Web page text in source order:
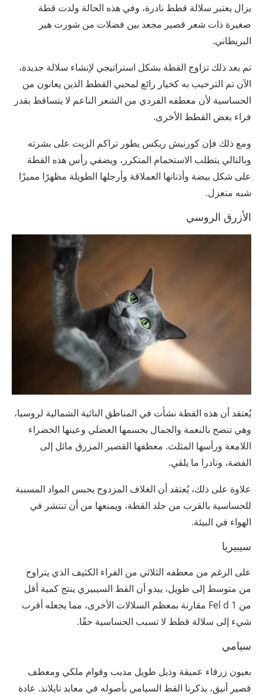
يزال يعتبر سلالة قطط نادرة، وفي هذه الحالة ولدت قطة
صغيرة ذات شعر قصير مجعد بين فضلات من شورت هير
البريطاني.
تم بعد ذلك تزاوج القطة بشكل استراتيجي لإنشاء سلالة جديدة،
الآن تم الترحيب به كخيار رائع لمحبي القطط الذين يعانون من
الحساسية لأن معطفه الفردي من الشعر الناعم لا يتساقط بقدر
فراء بعض القطط الأخرى.
ومع ذلك فإن كورنيش ريكس يطور تراكم الزيت على بشرته
وبالتالي يتطلب الاستحمام المتكرر، ويضفي رأس هذه القطة
على شكل بيضة وأذنانها العملاقة وأرجلها الطويلة مظهرًا مميزًا
شبه منعزل.
الأزرق الروسي
يُعتقد أن هذه القطة نشأت في المناطق النائية الشمالية لروسيا،
وهي تنضح بالنعمة والجمال بجسمها العضلي وعينها الخضراء
اللامعة ورأسها المثلث. معطفها القصير المزرق مائل إلى
الفضة، ونادرا ما يلقي.
علاوة على ذلك، يُعتقد أن الغلاف المزدوج يحبس المواد المسببة
للحساسية بالقرب من جلد القطة، ويمنعها من أن تنتشر في
الهواء في البيئة.
سيبيريا
على الرغم من معطفه الثلاثي من الفراء الكثيف الذي يتراوح
من متوسط ​​إلى طويل، يبدو أن القط السيبيري ينتج كمية أقل
من Fel d 1 مقارنة بمعظم السلالات الأخرى، مما يجعله أقرب
شيء إلى سلالة قطط لا تسبب الحساسية حقًا.
سيامي
بعيون زرقاء عميقة وذيل طويل مدبب وقوام ملكي ومعطف
قصير أنيق، يذكرنا القط السيامي بأصوله في معابد تايلاند. عادة